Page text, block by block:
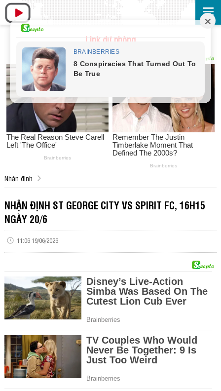
Link dự phòng
Nhận định
NHẬN ĐỊNH ST GEORGE CITY VS SPIRIT FC, 16H15
NGÀY 20/6
11:06 19/06/2026